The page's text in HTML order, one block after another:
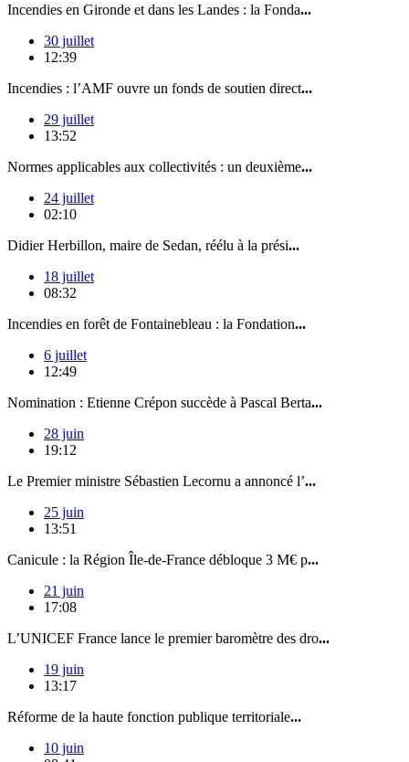
Incendies en Gironde et dans les Landes : la Fonda...
30 juillet
12:39
Incendies : l’AMF ouvre un fonds de soutien direct...
29 juillet
13:52
Normes applicables aux collectivités : un deuxième...
24 juillet
02:10
Didier Herbillon, maire de Sedan, réélu à la prési...
18 juillet
08:32
Incendies en forêt de Fontainebleau : la Fondation...
6 juillet
12:49
Nomination : Etienne Crépon succède à Pascal Berta...
28 juin
19:12
Le Premier ministre Sébastien Lecornu a annoncé l’...
25 juin
13:51
Canicule : la Région Île-de-France débloque 3 M€ p...
21 juin
17:08
L’UNICEF France lance le premier baromètre des dro...
19 juin
13:17
Réforme de la haute fonction publique territoriale...
10 juin